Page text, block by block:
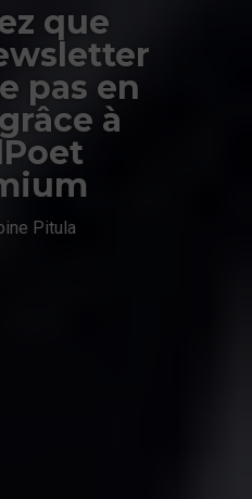
que
pas en
à
Pitula